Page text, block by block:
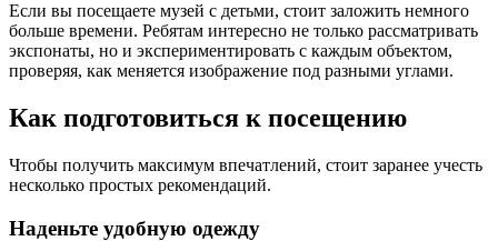
Если вы посещаете музей с детьми, стоит заложить немного
больше времени. Ребятам интересно не только рассматривать
экспонаты, но и экспериментировать с каждым объектом,
проверяя, как меняется изображение под разными углами.
Как подготовиться к посещению
Чтобы получить максимум впечатлений, стоит заранее учесть
несколько простых рекомендаций.
Наденьте удобную одежду